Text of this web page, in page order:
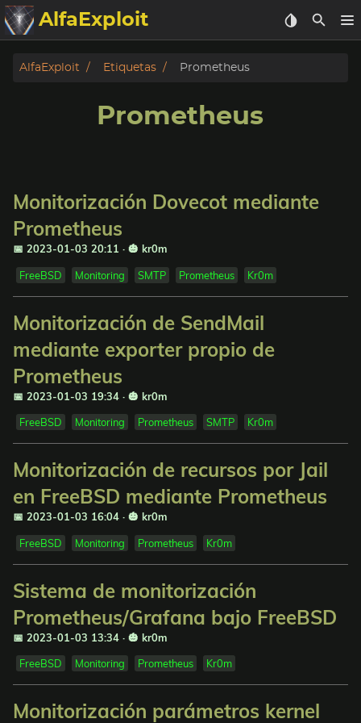
AlfaExploit
Categorias
Badguys
AlfaExploit Etiquetas Prometheus
Prometheus
Monitorización Dovecot mediante
Prometheus
📅 2023-01-03 20:11 · 🎃 kr0m
FreeBSD Monitoring SMTP Prometheus Kr0m
Monitorización de SendMail
mediante exporter propio de
Prometheus
📅 2023-01-03 19:34 · 🎃 kr0m
FreeBSD Monitoring Prometheus SMTP Kr0m
Monitorización de recursos por Jail
en FreeBSD mediante Prometheus
📅 2023-01-03 16:04 · 🎃 kr0m
FreeBSD Monitoring Prometheus Kr0m
Sistema de monitorización
Prometheus/Grafana bajo FreeBSD
📅 2023-01-03 13:34 · 🎃 kr0m
FreeBSD Monitoring Prometheus Kr0m
Monitorización parámetros kernel